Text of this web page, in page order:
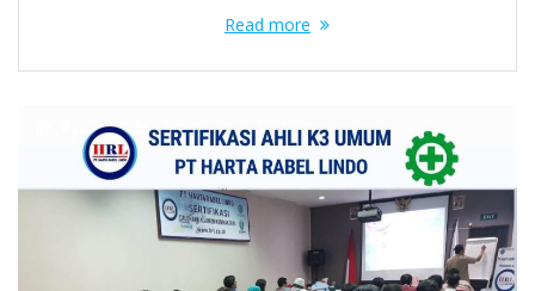
Read more